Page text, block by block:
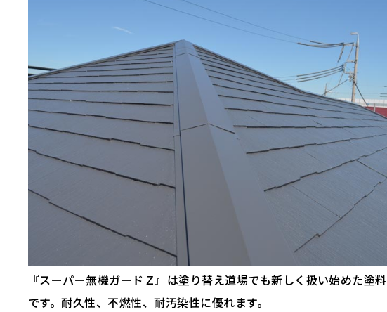
『スーパー無機ガードＺ』は塗り替え道場でも新しく扱い始めた塗料
です。耐久性、不燃性、耐汚染性に優れます。